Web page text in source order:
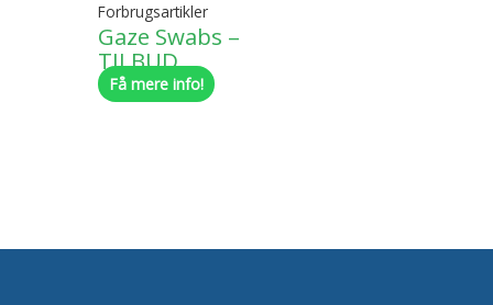
Forbrugsartikler
Gaze Swabs –
TILBUD
Få mere info!